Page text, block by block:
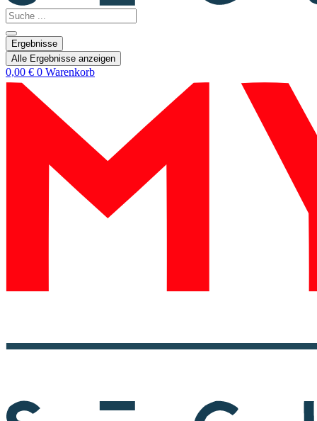
Search
...
Ergebnisse
Alle Ergebnisse anzeigen
0,00 € 0 Warenkorb